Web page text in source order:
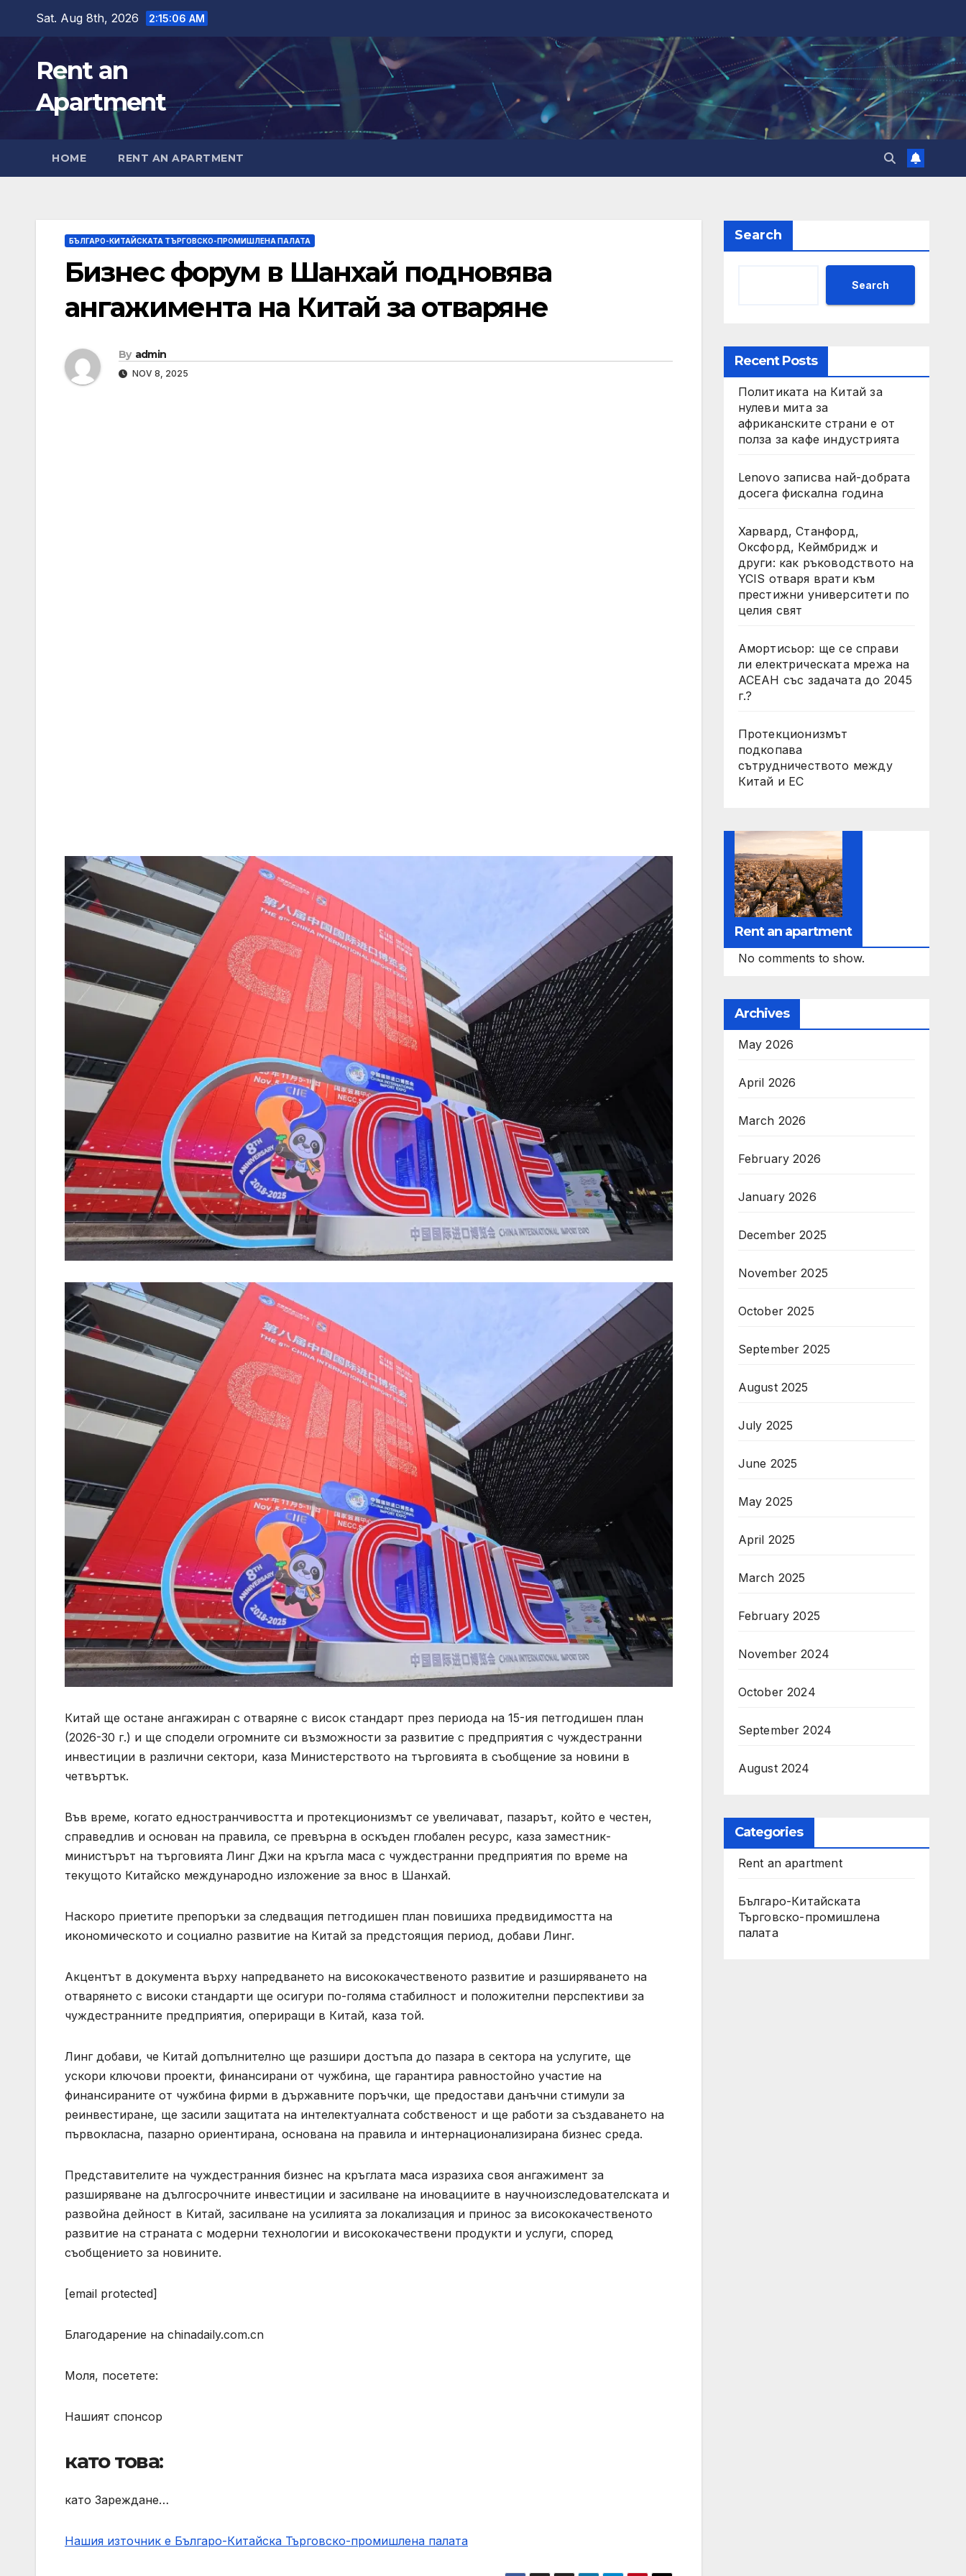
content
Sat. Aug 8th, 2026 2:15:07 AM
Rent an
Apartment
HOME RENT AN APARTMENT
БЪЛГАРО-КИТАЙСКАТА ТЪРГОВСКО-ПРОМИШЛЕНА ПАЛАТА
Бизнес форум в Шанхай подновява
ангажимента на Китай за отваряне
By admin
NOV 8, 2025
Китай ще остане ангажиран с отваряне с висок стандарт през периода на 15-ия петгодишен план
(2026-30 г.) и ще сподели огромните си възможности за развитие с предприятия с чуждестранни
инвестиции в различни сектори, каза Министерството на търговията в съобщение за новини в
четвъртък.
Във време, когато едностранчивостта и протекционизмът се увеличават, пазарът, който е честен,
справедлив и основан на правила, се превърна в оскъден глобален ресурс, каза заместник-
министърът на търговията Линг Джи на кръгла маса с чуждестранни предприятия по време на
текущото Китайско международно изложение за внос в Шанхай.
Наскоро приетите препоръки за следващия петгодишен план повишиха предвидимостта на
икономическото и социално развитие на Китай за предстоящия период, добави Линг.
Акцентът в документа върху напредването на висококачественото развитие и разширяването на
отварянето с високи стандарти ще осигури по-голяма стабилност и положителни перспективи за
чуждестранните предприятия, опериращи в Китай, каза той.
Линг добави, че Китай допълнително ще разшири достъпа до пазара в сектора на услугите, ще
ускори ключови проекти, финансирани от чужбина, ще гарантира равностойно участие на
финансираните от чужбина фирми в държавните поръчки, ще предостави данъчни стимули за
реинвестиране, ще засили защитата на интелектуалната собственост и ще работи за създаването на
първокласна, пазарно ориентирана, основана на правила и интернационализирана бизнес среда.
Представителите на чуждестранния бизнес на кръглата маса изразиха своя ангажимент за
разширяване на дългосрочните инвестиции и засилване на иновациите в научноизследователската и
развойна дейност в Китай, засилване на усилията за локализация и принос за висококачественото
развитие на страната с модерни технологии и висококачествени продукти и услуги, според
съобщението за новините.
[email protected]
Благодарение на chinadaily.com.cn
Моля, посетете:
Нашият спонсор
като това:
като Зареждане…
Нашия източник е Българо-Китайска Търговско-промишлена палaта
Search
Search
Recent Posts
Политиката на Китай за
нулеви мита за
африканските страни е от
полза за кафе индустрията
Lenovo записва най-добрата
досега фискална година
Харвард, Станфорд,
Оксфорд, Кеймбридж и
други: как ръководството на
YCIS отваря врати към
престижни университети по
целия свят
Амортисьор: ще се справи
ли електрическата мрежа на
АСЕАН със задачата до 2045
г.?
Протекционизмът
подкопава
сътрудничеството между
Китай и ЕС
Rent an apartment
No comments to show.
Archives
May 2026
April 2026
March 2026
February 2026
January 2026
December 2025
November 2025
October 2025
September 2025
August 2025
July 2025
June 2025
May 2025
April 2025
March 2025
February 2025
November 2024
October 2024
September 2024
August 2024
Categories
Rent an apartment
Българо-Китайската
Търговско-промишлена
палата